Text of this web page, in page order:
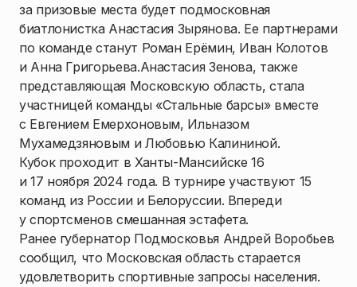
за призовые места будет подмосковная
биатлонистка Анастасия Зырянова. Ее партнерами
по команде станут Роман Ерёмин, Иван Колотов
и Анна Григорьева.Анастасия Зенова, также
представляющая Московскую область, стала
участницей команды «Стальные барсы» вместе
с Евгением Емерхоновым, Ильназом
Мухамедзяновым и Любовью Калининой.
Кубок проходит в Ханты-Мансийске 16
и 17 ноября 2024 года. В турнире участвуют 15
команд из России и Белоруссии. Впереди
у спортсменов смешанная эстафета.
Ранее губернатор Подмосковья Андрей Воробьев
сообщил, что Московская область старается
удовлетворить спортивные запросы населения.